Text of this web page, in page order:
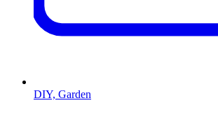
DIY, Garden